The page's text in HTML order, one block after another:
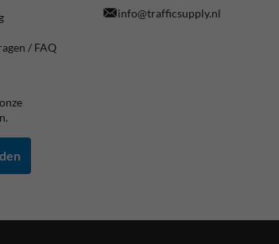
/ FAQ
info@trafficsupply.nl